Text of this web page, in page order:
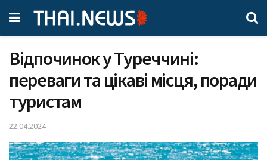
Відпочинок у Туреччині:
переваги та цікаві місця, поради
туристам
22.04.2024